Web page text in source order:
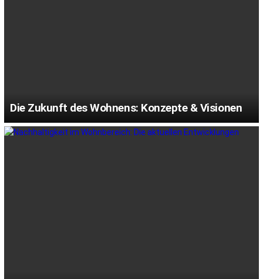
Die Zukunft des Wohnens: Konzepte & Visionen